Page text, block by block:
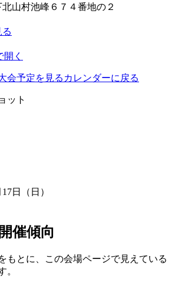
山村池峰６７４番地の２
開く
会予定を見る カレンダーに戻る
ット
日（日）
催傾向
もとに、この会場ページで見えている
。